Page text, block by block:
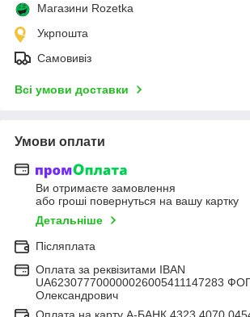
Магазини Rozetka
Укрпошта
Самовивіз
Всі умови доставки
Умови оплати
Ви отримаєте замовлення
або гроші повернуться на вашу картку
Детальніше
Післяплата
Оплата за реквізитами IBAN
UA623077700000026005411147283
Олександрович